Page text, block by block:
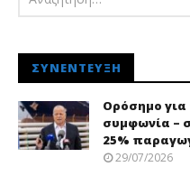
ΣΥΝΈΝΤΕΥΞΗ
Ορόσημο για
συμφωνία –
25%
29/07/2026